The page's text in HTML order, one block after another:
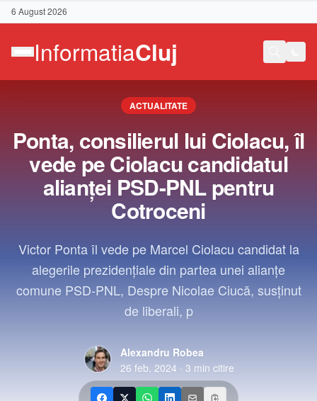
6 August 2026
Contact
ACTUALITATE
Ponta, consilierul lui Ciolacu, îl
vede pe Ciolacu candidatul
alianței PSD-PNL pentru
Cotroceni
Victor Ponta îl vede pe Marcel Ciolacu candidat la
alegerile prezidențiale din partea unei alianțe
comune PSD-PNL, Despre Nicolae Ciucă, susținut
de liberali, p
Alexandru Robea
26 feb. 2024 · 3 min citire